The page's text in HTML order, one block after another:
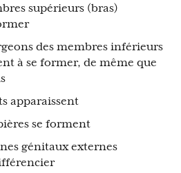
supérieurs (bras)
des membres inférieurs
à se former, de même que
apparaissent
se forment
génitaux externes